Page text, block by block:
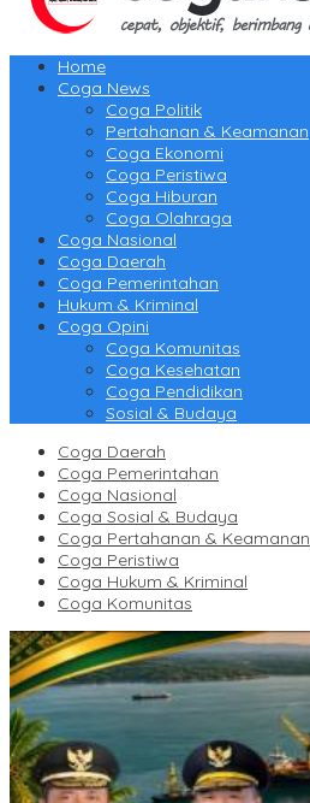
Home
Coga News
Coga Politik
Pertahanan & Keamanan
Coga Ekonomi
Coga Peristiwa
Coga Hiburan
Coga Olahraga
Coga Nasional
Coga Daerah
Coga Pemerintahan
Hukum & Kriminal
Coga Opini
Coga Komunitas
Coga Kesehatan
Coga Pendidikan
Sosial & Budaya
Coga Daerah
Coga Pemerintahan
Coga Nasional
Coga Sosial & Budaya
Coga Pertahanan & Keamanan
Coga Peristiwa
Coga Hukum & Kriminal
Coga Komunitas